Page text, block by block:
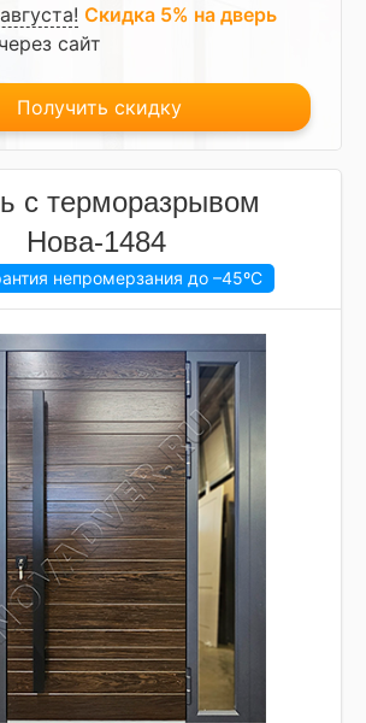
Скидка 5% на дверь
сайт
Получить скидку
с терморазрывом
Нова-1484
непромерзания до –45ºC